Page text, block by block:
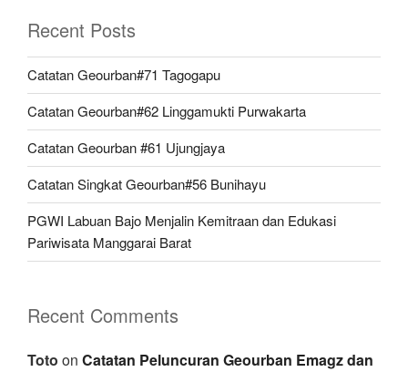
Recent Posts
Catatan Geourban#71 Tagogapu
Catatan Geourban#62 Linggamukti Purwakarta
Catatan Geourban #61 Ujungjaya
Catatan Singkat Geourban#56 Bunihayu
PGWI Labuan Bajo Menjalin Kemitraan dan Edukasi
Pariwisata Manggarai Barat
Recent Comments
Toto on Catatan Peluncuran Geourban Emagz dan